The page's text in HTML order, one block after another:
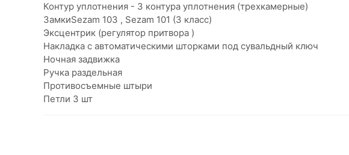
Контур уплотнения - 3 контура уплотнения (трехкамерные)
ЗамкиSezam 103 , Sezam 101 (3 класс)
Эксцентрик (регулятор притвора )
Накладка с автоматическими шторками под сувальдный ключ
Ночная задвижка
Ручка раздельная
Противосъемные штыри
Петли 3 шт